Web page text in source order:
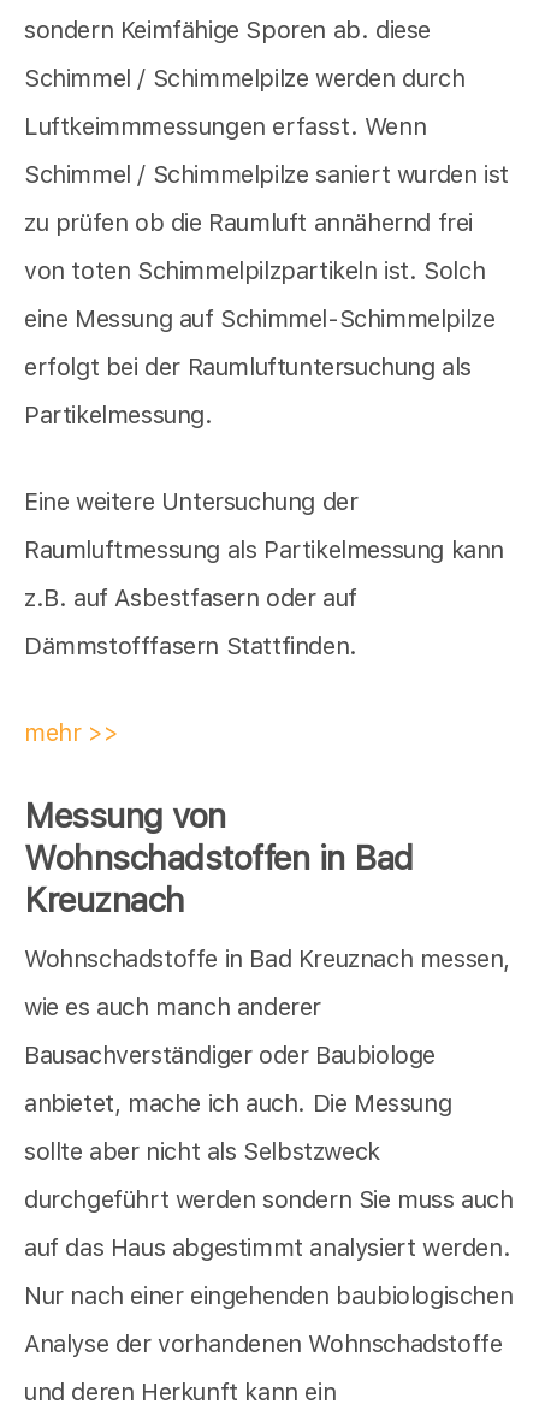
sondern Keimfähige Sporen ab. diese
Schimmel / Schimmelpilze werden durch
Luftkeimmmessungen erfasst. Wenn
Schimmel / Schimmelpilze saniert wurden ist
zu prüfen ob die Raumluft annähernd frei
von toten Schimmelpilzpartikeln ist. Solch
eine Messung auf Schimmel-Schimmelpilze
erfolgt bei der Raumluftuntersuchung als
Partikelmessung.
Eine weitere Untersuchung der
Raumluftmessung als Partikelmessung kann
z.B. auf Asbestfasern oder auf
Dämmstofffasern Stattfinden.
mehr >>
Messung von
Wohnschadstoffen in Bad
Kreuznach
Wohnschadstoffe in Bad Kreuznach messen,
wie es auch manch anderer
Bausachverständiger oder Baubiologe
anbietet, mache ich auch. Die Messung
sollte aber nicht als Selbstzweck
durchgeführt werden sondern Sie muss auch
auf das Haus abgestimmt analysiert werden.
Nur nach einer eingehenden baubiologischen
Analyse der vorhandenen Wohnschadstoffe
und deren Herkunft kann ein